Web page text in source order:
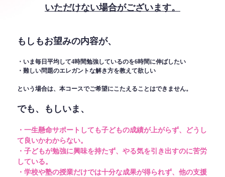
いただけない場合がございます。
もしもお望みの内容が、
・いま毎日平均して4時間勉強しているのを6時間に伸ばしたい
・難しい問題のエレガントな解き方を教えて欲しい
という場合は、本コースでご希望にこたえることはできません。
でも、もしいま、
・一生懸命サポートしても子どもの成績が上がらず、どうし
て良いかわからない。
・子どもが勉強に興味を持たず、やる気を引き出すのに苦労
している。
・学校や塾の授業だけでは十分な成果が得られず、他の支援